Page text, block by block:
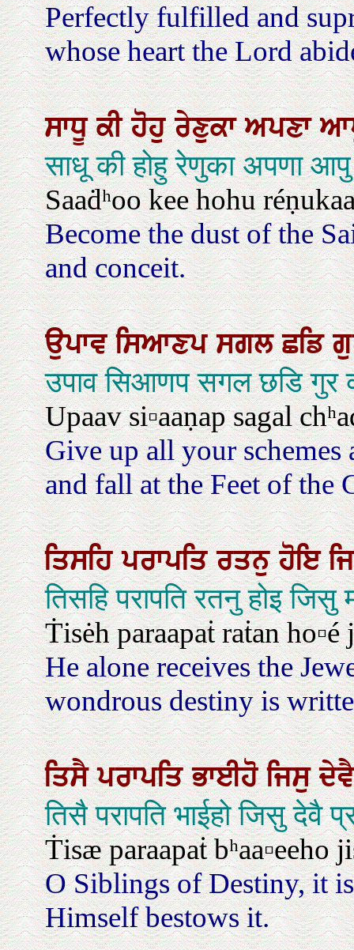
Perfectly fulfilled and
whose heart the Lord
ਸਾਧੂਕੀਹੋਹੁਰੇਣੁਕਾਅਪਣਾ
साधू की होहु रेणुका अपणा
Saaḋʰoo kee hohu
Become the dust of the
and conceit.
ਉਪਾਵਸਿਆਣਪਸਗਲਛਡਿ
उपाव सिआणप सगल छडि गुर
Upaav si▫aaṇap sagal
Give up all your
and fall at the Feet of the
ਤਿਸਹਿਪਰਾਪਤਿਰਤਨੁਹੋਇ
तिसहि परापति रतनु होइ
Ṫisėh paraapaṫ raṫan
He alone receives the
wondrous destiny is
ਤਿਸੈਪਰਾਪਤਿਭਾਈਹੋਜਿਸੁ
तिसै परापति भाईहो जिसु देवै
Ṫisæ paraapaṫ bʰaa▫eeho
O Siblings of Destiny, it
Himself bestows it.